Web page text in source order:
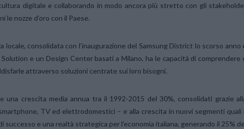
digitale e collaborando in modo ancora più stretto con gli
le nozze d’oro con il Paese.
consolidata con l’inaugurazione del Samsung District lo scorso anno
e un Design Center basati a Milano, ha le capacità di comprendere
attraverso soluzioni centrate sui loro bisogni.
crescita media annua tra il 1992-2015 del 30%, consolidati grazie
TV ed elettrodomestici – e alla crescita in nuovi segmenti quali
successo e una realtà strategica per l’economia italiana, generando il 25%